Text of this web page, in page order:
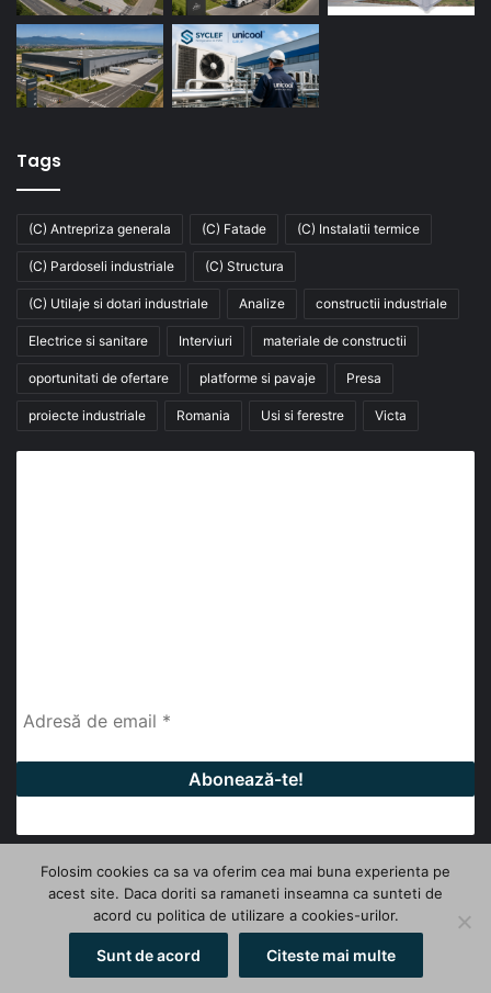
Tags
(C) Antrepriza generala (C) Fatade (C) Instalatii termice
(C) Pardoseli industriale (C) Structura
(C) Utilaje si dotari industriale Analize constructii industriale
Electrice si sanitare Interviuri materiale de constructii
oportunitati de ofertare platforme si pavaje Presa
proiecte industriale Romania Usi si ferestre Victa
© Copyright 2026, All Rights Reserved | InfoHale
FacebookLinkedInYouTube
Folosim cookies ca sa va oferim cea mai buna experienta pe
acest site. Daca doriti sa ramaneti inseamna ca sunteti de
acord cu politica de utilizare a cookies-urilor.
Sunt de acord Citeste mai multe